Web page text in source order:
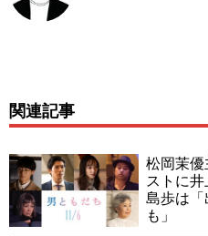
関連記事
松岡茉
ストに
島歩は
も」